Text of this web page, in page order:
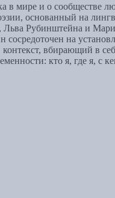
в мире и о сообществе
основанный на
Льва Рубинштейна и
на
вбирающий в
кто я, где я, с